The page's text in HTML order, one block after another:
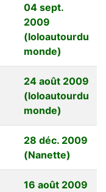
04 sept.
2009
(loloautourdu
monde)
24 août 2009
(loloautourdu
monde)
28 déc. 2009
(Nanette)
16 août 2009